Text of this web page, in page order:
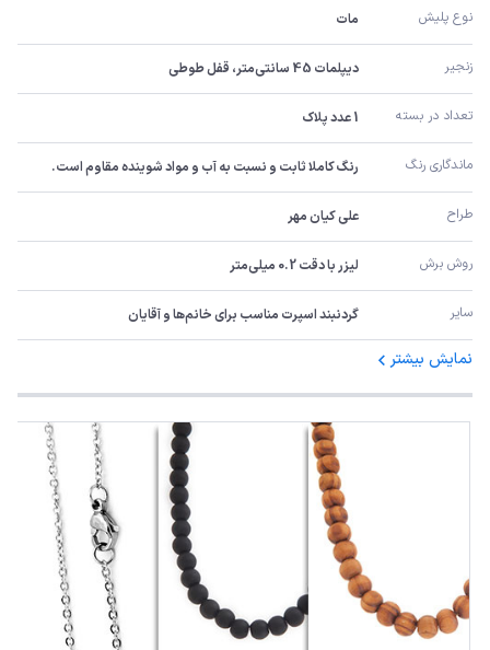
نوع پلیش مات
زنجیر دیپلمات 45 سانتی‌متر، قفل طوطی
تعداد در بسته 1 عدد پلاک
ماندگاری رنگ رنگ کاملا ثابت و نسبت به آب و مواد شوینده مقاوم است.
طراح علی کیان مهر
روش برش لیزر با دقت 0.2 میلی‌متر
سایر گردنبند اسپرت مناسب برای خانم‌ها و آقایان
نمایش بیشتر